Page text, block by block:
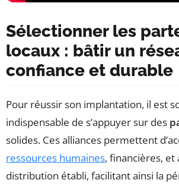
Sélectionner les
locaux : bâtir un
confiance et durable
Pour réussir son implantation, il est
indispensable de s’appuyer sur des
solides. Ces alliances permettent
ressources humaines, financières, et
distribution établi, facilitant ainsi la